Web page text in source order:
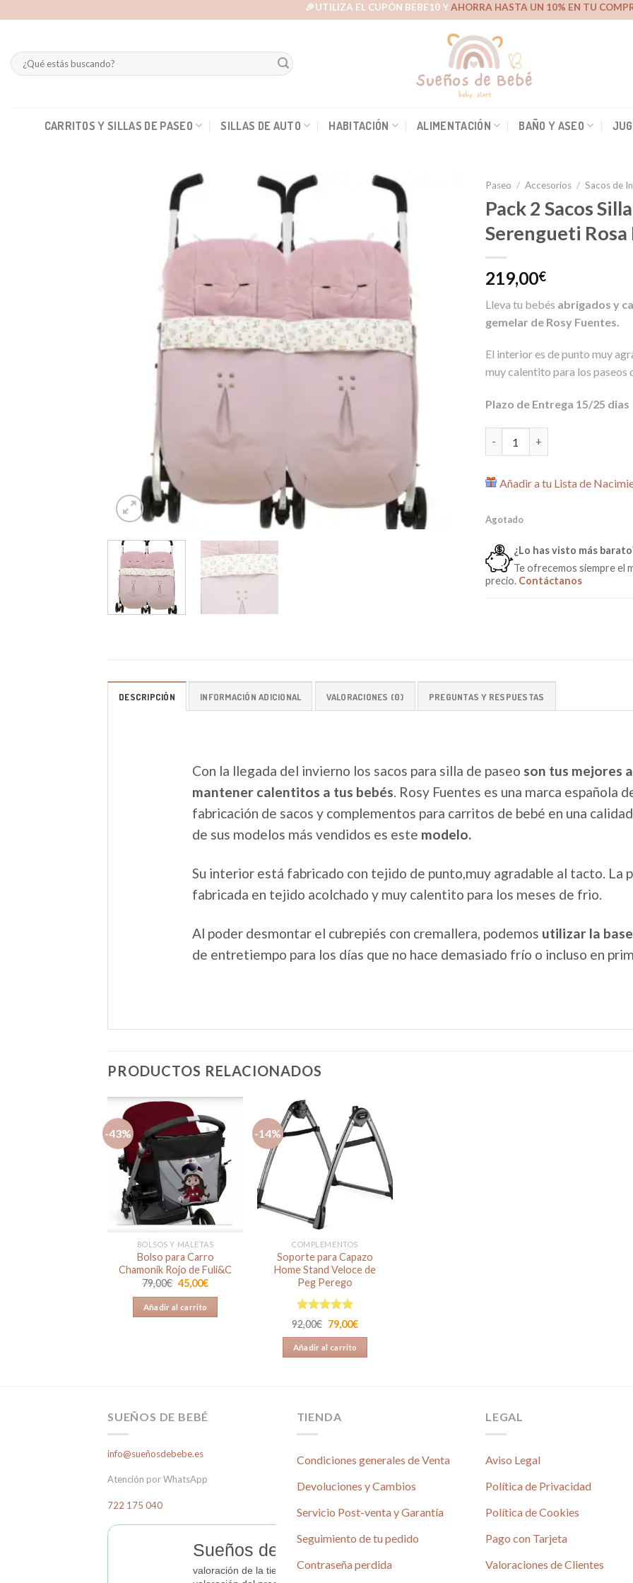
🎉UTILIZA EL CUPÓN BEBE10 YAHORRA HASTA UN 10% EN TU
Buscar
por:
CARRITOS Y SILLAS DE PASEO SILLAS DE AUTO HABITACIÓN ALIMENTACIÓN BAÑO Y ASEO
Paseo / Accesorios / Sacos de
Pack 2 Sacos
Serengueti
219,00€
Lleva tu bebés abrigados y
gemelar de Rosy Fuentes.
El interior es de punto muy
muy calentito para los paseos
Plazo de Entrega 15/25 dias
Añadir a tu Lista de
Agotado
¿Lo has visto más
Te ofrecemos siempre el
precio. Contáctanos
DESCRIPCIÓN INFORMACIÓN ADICIONAL VALORACIONES (0) PREGUNTAS Y RESPUESTAS
Con la llegada del invierno los sacos para silla de paseo son tus mejores
mantener calentitos a tus bebés. Rosy Fuentes es una marca española
fabricación de sacos y complementos para carritos de bebé en una
de sus modelos más vendidos es este modelo.
Su interior está fabricado con tejido de punto,muy agradable al tacto. La
fabricada en tejido acolchado y muy calentito para los meses de frio.
Al poder desmontar el cubrepiés con cremallera, podemos utilizar la
de entretiempo para los días que no hace demasiado frío o incluso en
PRODUCTOS RELACIONADOS
-43%
Añadir
a la
lista de
deseos
BOLSOS Y MALETAS
Bolso para Carro
Chamonik Rojo de Fuli&C
79,00€ El
precio
original
era:
45,00€El
Añadir al carrito
-14%
Añadir
deseos
COMPLEMENTOS
Soporte para Capazo
Home Stand Veloce de
Peg Perego
Valorado en
5.00
de 5
92,00€ El
precio
original
era:
79,00€El
Añadir al carrito
SUEÑOS DE BEBÉ
info@sueñosdebebe.es
Atención por WhatsApp
722 175 040
Sueños de Bebé
valoración de la tienda
4.80 / 5
TIENDA
Condiciones generales de Venta
Devoluciones y Cambios
Servicio Post-venta y Garantía
Seguimiento de tu pedido
Contraseña perdida
LEGAL
Aviso Legal
Política de Privacidad
Política de Cookies
Pago con Tarjeta
Valoraciones de Clientes